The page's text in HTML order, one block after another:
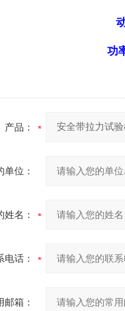
功
产品：
单位：
姓名：
电话：
邮箱：